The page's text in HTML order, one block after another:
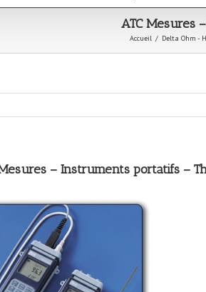
ATC Mesures
Accueil / Delta Ohm -
– Instruments portatifs –